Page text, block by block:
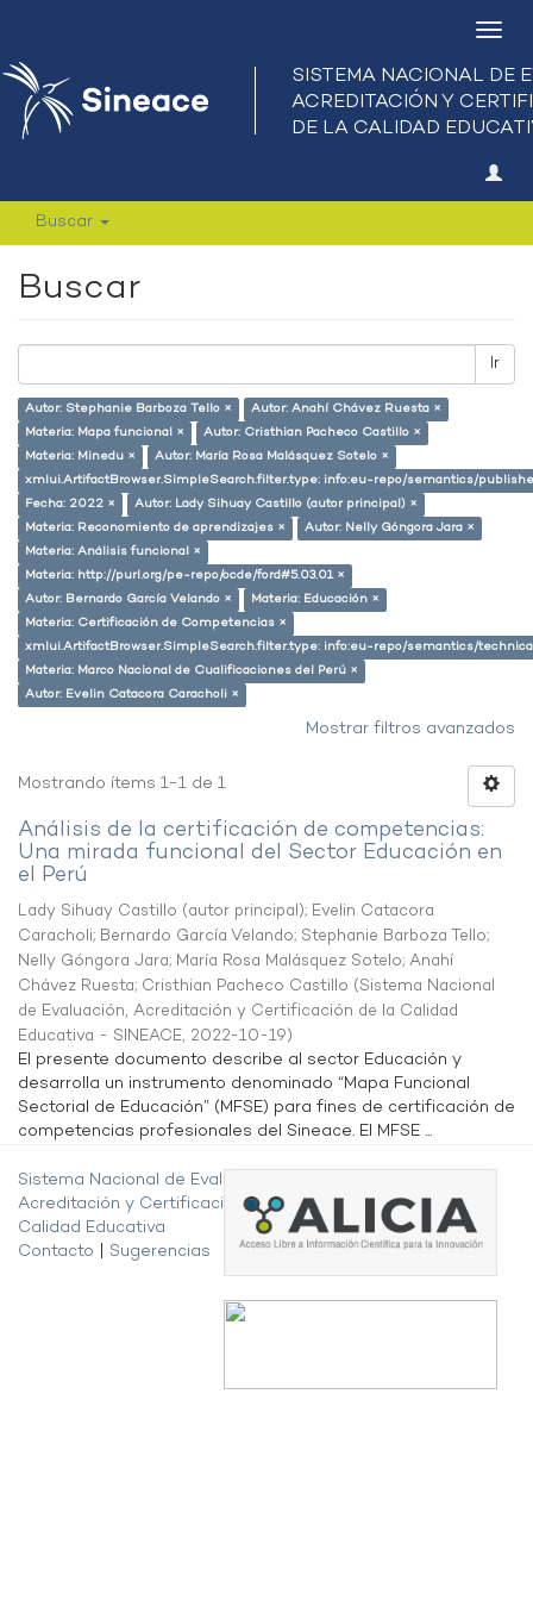
Buscar
Buscar
Ir
Autor: Stephanie Barboza Tello ×
Autor: Anahí Chávez Ruesta ×
Materia: Mapa funcional ×
Autor: Cristhian Pacheco Castillo ×
Materia: Minedu ×
Autor: María Rosa Malásquez Sotelo ×
xmlui.ArtifactBrowser.SimpleSearch.filter.type: info:eu-repo/semantics/
Fecha: 2022 ×
Autor: Lady Sihuay Castillo (autor principal) ×
Materia: Reconomiento de aprendizajes ×
Autor: Nelly Góngora Jara ×
Materia: Análisis funcional ×
Materia: http://purl.org/pe-repo/ocde/ford#5.03.01 ×
Autor: Bernardo García Velando ×
Materia: Educación ×
Materia: Certificación de Competencias ×
xmlui.ArtifactBrowser.SimpleSearch.filter.type: info:eu-repo/semantics/
Materia: Marco Nacional de Cualificaciones del Perú ×
Autor: Evelin Catacora Caracholi ×
Mostrar filtros avanzados
Mostrando ítems 1-1 de 1
Análisis de la certificación de competencias:
Una mirada funcional del Sector Educación en
el Perú
Lady Sihuay Castillo (autor principal); Evelin Catacora
Caracholi; Bernardo García Velando; Stephanie Barboza Tello;
Nelly Góngora Jara; María Rosa Malásquez Sotelo; Anahí
Chávez Ruesta; Cristhian Pacheco Castillo (Sistema Nacional
de Evaluación, Acreditación y Certificación de la Calidad
Educativa - SINEACE, 2022-10-19)
El presente documento describe al sector Educación y
desarrolla un instrumento denominado “Mapa Funcional
Sectorial de Educación” (MFSE) para fines de certificación de
competencias profesionales del Sineace. El MFSE ...
Sistema Nacional de Evaluación,
Acreditación y Certificación de la
Calidad Educativa
Contacto
Sugerencias